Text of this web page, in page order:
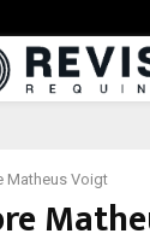
Matheus Voigt